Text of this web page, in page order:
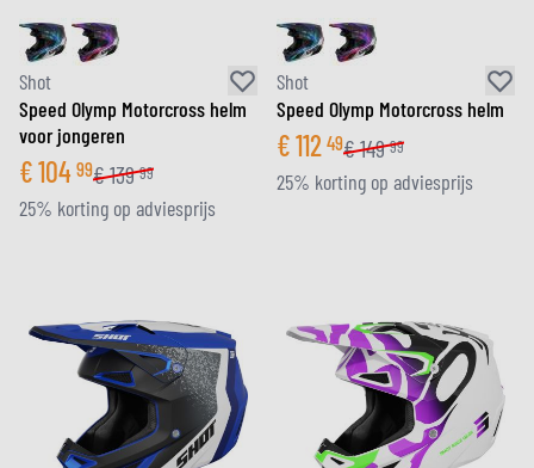
Shot
Speed Olymp Motorcross helm
voor jongeren
€104 99€139 99
25% korting op adviesprijs
Shot
Speed Olymp Motorcross helm
€112 49€149 99
25% korting op adviesprijs